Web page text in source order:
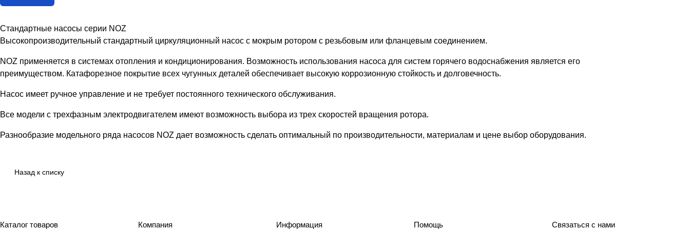
Стандартные насосы серии NOZ
Высокопроизводительный стандартный циркуляционный насос с мокрым ротором с резьбовым или фланцевым соединением.
NOZ применяется в системах отопления и кондиционирования. Возможность использования насоса для систем горячего водоснабжения является его
преимуществом. Катафорезное покрытие всех чугунных деталей обеспечивает высокую коррозионную стойкость и долговечность.
Насос имеет ручное управление и не требует постоянного технического обслуживания.
Все модели с трехфазным электродвигателем имеют возможность выбора из трех скоростей вращения ротора.
Разнообразие модельного ряда насосов NOZ дает возможность сделать оптимальный по производительности, материалам и цене выбор оборудования.
Назад к списку
Каталог товаров Компания Информация Помощь Связаться с нами